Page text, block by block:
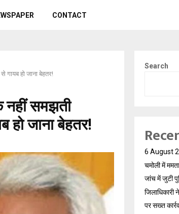
CONTACT
गायब हो जाना बेहतर!
नहीं समझती
हो जाना बेहतर!
Search
6 August
चमोली में
जांच में जुटी
जिलाधिकारी
पर सख्त